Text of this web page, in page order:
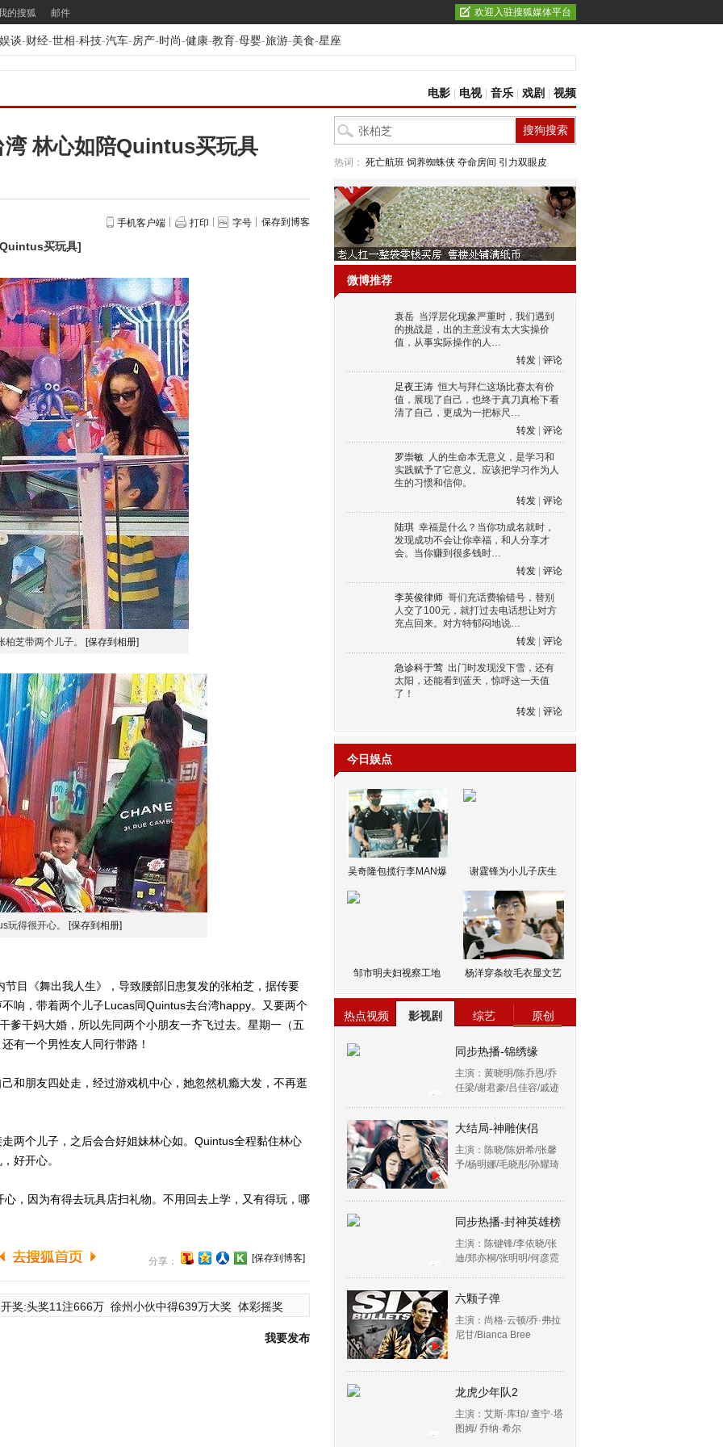
的搜狐 邮件 欢迎入驻搜狐媒体平台
娱谈-财经-世相-科技-汽车-房产-时尚-健康-教育-母婴-旅游-美食-星座
电影 电视| 音乐 戏剧 视频
林心如陪Quintus买玩具
手机客户端 打印 字号 保存到博客
买玩具]
柏芝带两个儿子。 [保存到相册]
玩得很开心。 [保存到相册]
《舞出我人生》，导致腰部旧患复发的张柏芝，据传要
响，带着两个儿子Lucas同Quintus去台湾happy。又要两个
爹干妈大婚，所以先同两个小朋友一齐飞过去。星期一（五
有一个男性友人同行带路！
朋友四处走，经过游戏机中心，她忽然机瘾大发，不再逛
个儿子，之后会合好姐妹林心如。Quintus全程黏住林心
好开心。
因为有得去玩具店扫礼物。不用回去上学，又有得玩，哪
分享： [保存到博客]
奖:头奖11注666万 徐州小伙中得639万大奖 体彩摇奖
我要发布
热词： 死亡航班 饲养蜘蛛侠 夺命房间 引力双眼皮
微博推荐
袁岳 当浮层化现象严重时，我们遇到
的挑战是，出的主意没有太大实操价
值，从事实际操作的人…
转发
评论
足夜王涛 恒大与拜仁这场比赛太有价
值，展现了自己，也终于真刀真枪下看
清了自己，更成为一把标尺…
转发
评论
罗崇敏 人的生命本无意义，是学习和
实践赋予了它意义。应该把学习作为人
生的习惯和信仰。
转发
评论
陆琪 幸福是什么？当你功成名就时，
发现成功不会让你幸福，和人分享才
会。当你赚到很多钱时…
转发
评论
李英俊律师 哥们充话费输错号，替别
人交了100元，就打过去电话想让对方
充点回来。对方特郁闷地说…
转发
评论
急诊科于莺 出门时发现没下雪，还有
太阳，还能看到蓝天，惊呼这一天值
了！
转发
评论
今日娱点
吴奇隆包揽行李MAN爆 谢霆锋为小儿子庆生
邹市明夫妇视察工地 杨洋穿条纹毛衣显文艺
热点视频 影视剧 综艺 原创
同步热播-锦绣缘
主演：黄晓明/陈乔恩/乔
任梁/谢君豪/吕佳容/戚迹
大结局-神雕侠侣
主演：陈晓/陈妍希/张馨
予/杨明娜/毛晓彤/孙耀琦
同步热播-封神英雄榜
主演：陈键锋/李依晓/张
迪/郑亦桐/张明明/何彦霓
六颗子弹
主演：尚格·云顿/乔·弗拉
尼甘/Bianca Bree
龙虎少年队2
主演：艾斯·库珀/ 查宁·塔
图姆/ 乔纳·希尔